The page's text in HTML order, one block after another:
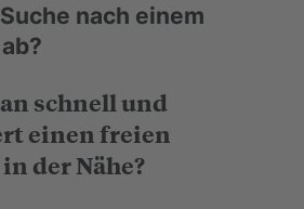
nach einem
schnell und
einen freien
der Nähe?